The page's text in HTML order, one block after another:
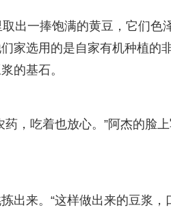
取出一捧饱满的黄豆，它们色
家选用的是自家有机种植的
的基石。
，吃着也放心。”阿杰的脸
出来。“这样做出来的豆浆，